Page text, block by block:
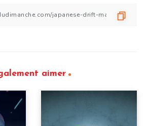
aimer